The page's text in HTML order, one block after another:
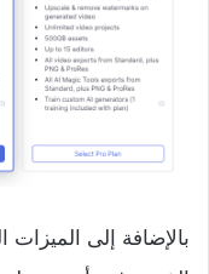
بالإضافة إلى الميزات